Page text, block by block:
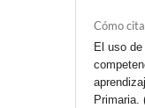
Cómo
El uso
Primaria.